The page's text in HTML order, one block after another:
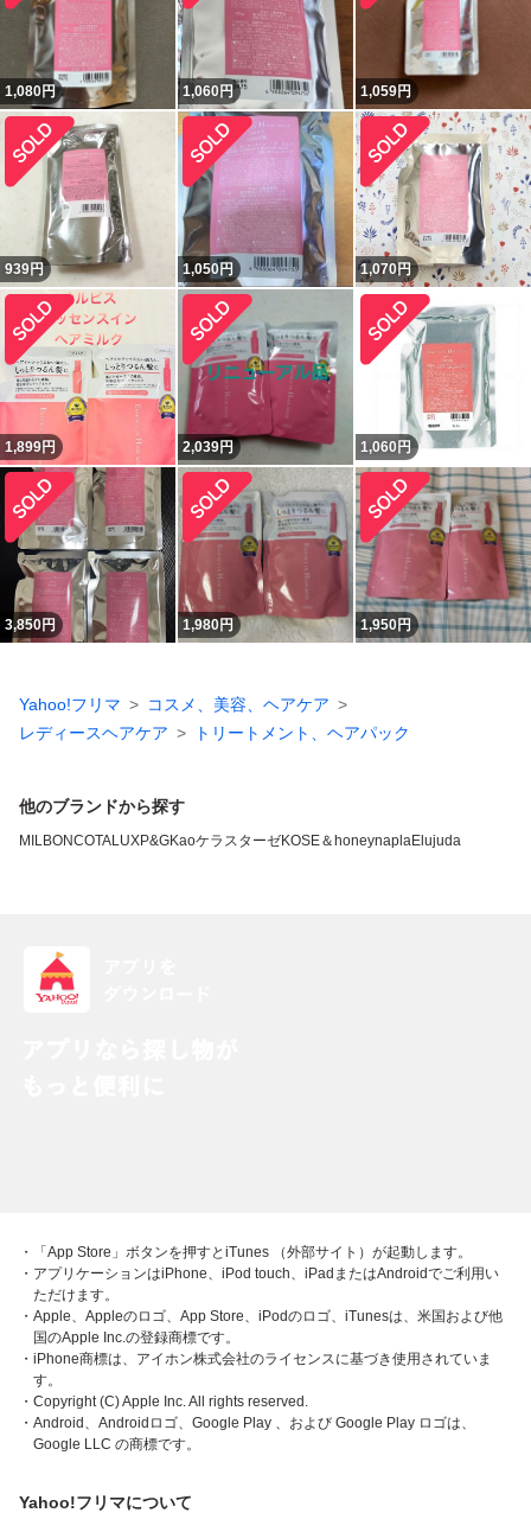
1,080円 1,060円 1,059円
939円 1,050円 1,070円
1,899円 2,039円 1,060 円
3,850円 1,980円 1,950円
Yahoo!フリマ
コスメ、美容、ヘアケア
レディースヘアケア
トリートメント、ヘアパック
他のブランドから探す
MILBONCOTALUXP&GKaoケラスターゼKOSE＆honeynaplaElujuda
・「App Store」ボタンを押すとiTunes （外部サイト）が起動します。
・アプリケーションはiPhone、iPod touch、iPadまたはAndroidでご利用い
ただけます。
・Apple、Appleのロゴ、App Store、iPodのロゴ、iTunesは、米国および他
国のApple Inc.の登録商標です。
・iPhone商標は、アイホン株式会社のライセンスに基づき使用されていま
す。
・Copyright (C) Apple Inc. All rights reserved.
・Android、Androidロゴ、Google Play 、および Google Play ロゴは、
Google LLC の商標です。
Yahoo!フリマについて